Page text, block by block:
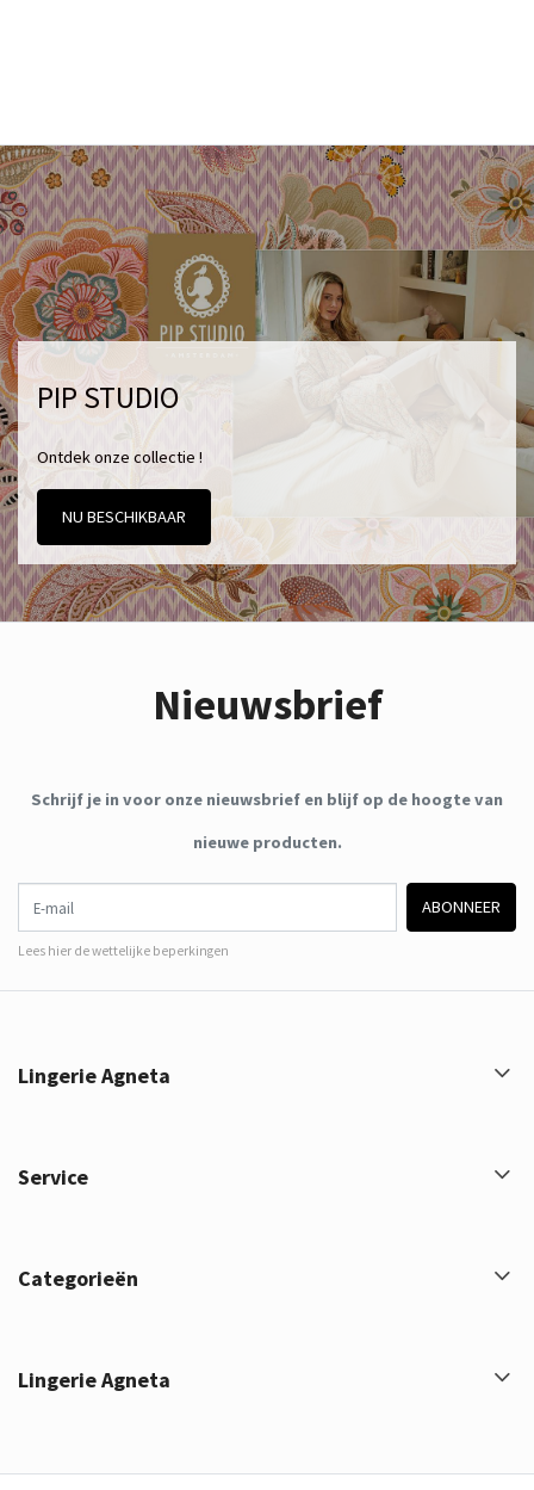
PIP STUDIO
Ontdek onze collectie !
NU BESCHIKBAAR
Nieuwsbrief
Schrijf je in voor onze nieuwsbrief en blijf op de hoogte van
nieuwe producten.
ABONNEER
Lees hier de wettelijke beperkingen
Lingerie Agneta
Service
Categorieën
Lingerie Agneta